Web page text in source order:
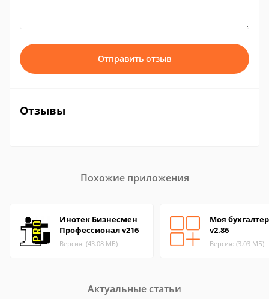
Отправить отзыв
Отзывы
Похожие приложения
Инотек Бизнесмен
Профессионал v216
Версия: (43.08 МБ)
Моя
v2.86
Версия: (3.03 МБ)
Актуальные статьи